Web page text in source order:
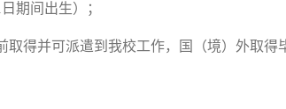
期间出生）；
得并可派遣到我校工作，国（境）外取